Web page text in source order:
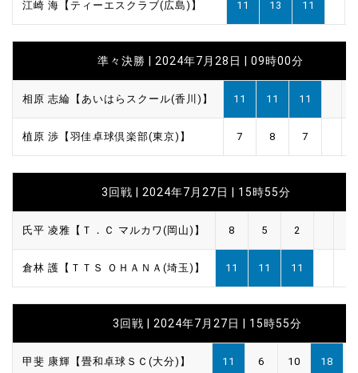
江崎 海【ティーエスクラブ(広島)】 11 13 11
準々決勝 | 2024年7月28日 | 09時00分
相原 志綸【あいはらスクール(香川)】 11 11 11
植原 渉【羽佳卓球倶楽部(東京)】 7 8 7
3回戦 | 2024年7月27日 | 15時55分
氏平 凌雅【Ｔ．Ｃ マルカワ(岡山)】 8 5 2
倉林 護【ＴＴＳ ＯＨＡＮＡ(埼玉)】 11 11 11
3回戦 | 2024年7月27日 | 15時55分
甲斐 康輝【畳和卓球ＳＣ(大分)】 11 6 10 18